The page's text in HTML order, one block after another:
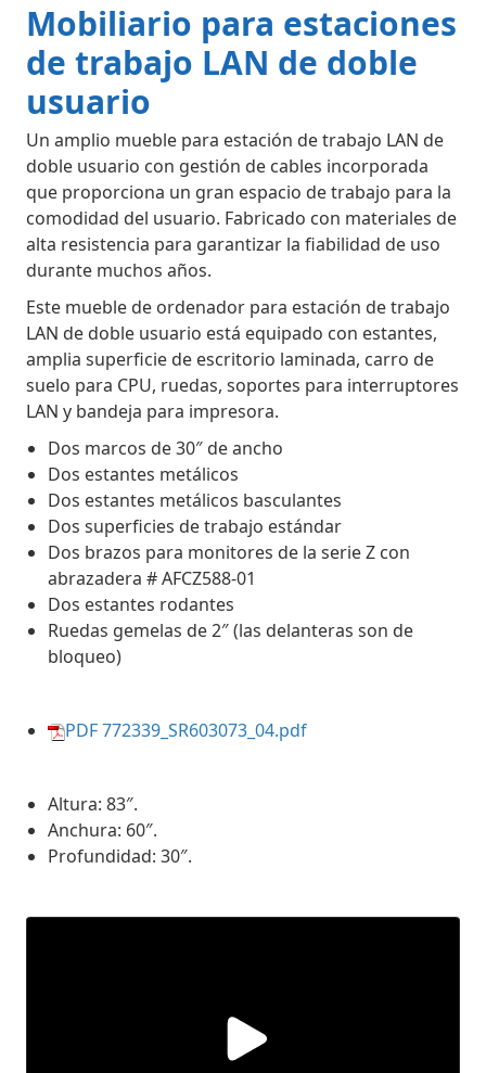
Mobiliario para estaciones
de trabajo LAN de doble
usuario
Un amplio mueble para estación de trabajo LAN de
doble usuario con gestión de cables incorporada
que proporciona un gran espacio de trabajo para la
comodidad del usuario. Fabricado con materiales de
alta resistencia para garantizar la fiabilidad de uso
durante muchos años.
Este mueble de ordenador para estación de trabajo
LAN de doble usuario está equipado con estantes,
amplia superficie de escritorio laminada, carro de
suelo para CPU, ruedas, soportes para interruptores
LAN y bandeja para impresora.
Dos marcos de 30″ de ancho
Dos estantes metálicos
Dos estantes metálicos basculantes
Dos superficies de trabajo estándar
Dos brazos para monitores de la serie Z con
abrazadera # AFCZ588-01
Dos estantes rodantes
Ruedas gemelas de 2″ (las delanteras son de
bloqueo)
PDF 772339_SR603073_04.pdf
Altura: 83″.
Anchura: 60″.
Profundidad: 30″.